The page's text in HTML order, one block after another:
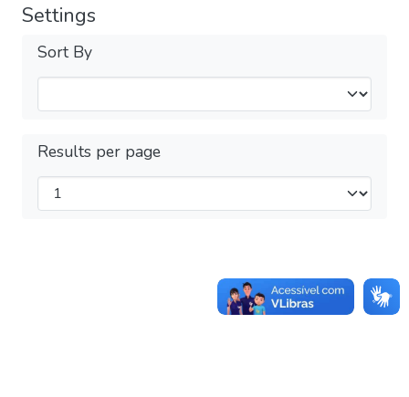
Settings
Sort By
Results per page